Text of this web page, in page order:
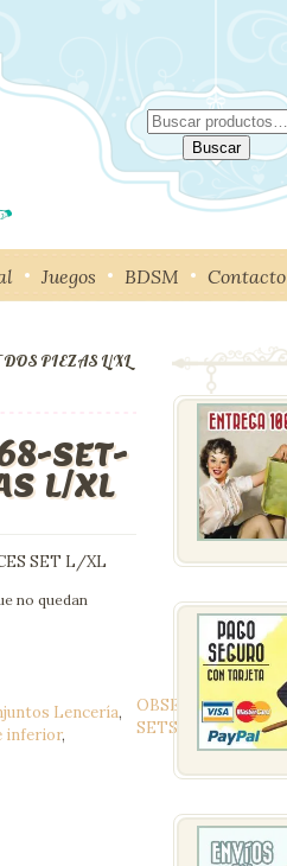
Buscar
por:
Buscar
Juegos BDSM Contacto
PIEZAS L/XL
SET-
L/XL
SET L/XL
no quedan
Lencería,
inferior,
OBSESSIVE
SETS